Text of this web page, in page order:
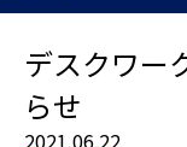
デスクワー
らせ
2021.06.22